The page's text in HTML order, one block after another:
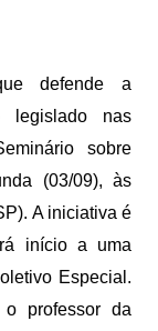
defende a
legislado nas
sobre
(03/09), às
A iniciativa é
início a uma
Especial.
professor da